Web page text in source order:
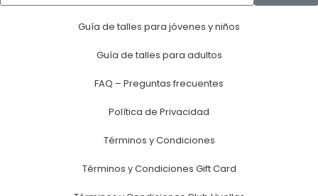
Guía de talles para jóvenes y niños
Guía de talles para adultos
FAQ – Preguntas frecuentes
Política de Privacidad
Términos y Condiciones
Términos y Condiciones Gift Card